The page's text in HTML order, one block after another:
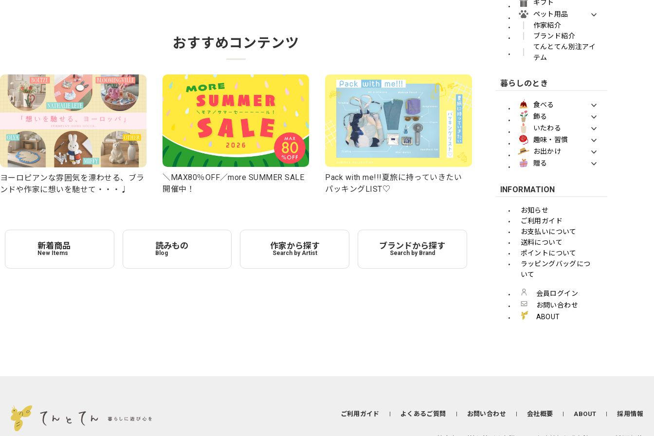
おすすめコンテンツ
ヨーロピアンな雰囲気を漂わせる、ブラ
ンドや作家に想いを馳せて・・・♩
＼MAX80％OFF／more SUMMER SALE
開催中！
Pack with me!!!夏旅に持っていきたい
パッキングLIST♡
新着商品
New Items
読みもの
Blog
作家から探す
Search by Artist
ブランドから探す
Search by Brand
ギフト
ペット用品
作家紹介
ブランド紹介
てんとてん別注アイ
テム
暮らしのとき
食べる
飾る
いたわる
趣味・習慣
お出かけ
贈る
INFORMATION
お知らせ
ご利用ガイド
お支払いについて
送料について
ポイントについて
ラッピングバッグにつ
いて
会員ログイン
お問い合わせ
ABOUT
ご利用ガイド よくあるご質問 お問い合わせ 会社概要 ABOUT 採用情報